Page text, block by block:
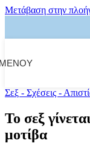
Μετάβαση στην
Σεξ - Σχέσεις -
Το σεξ
μοτίβα